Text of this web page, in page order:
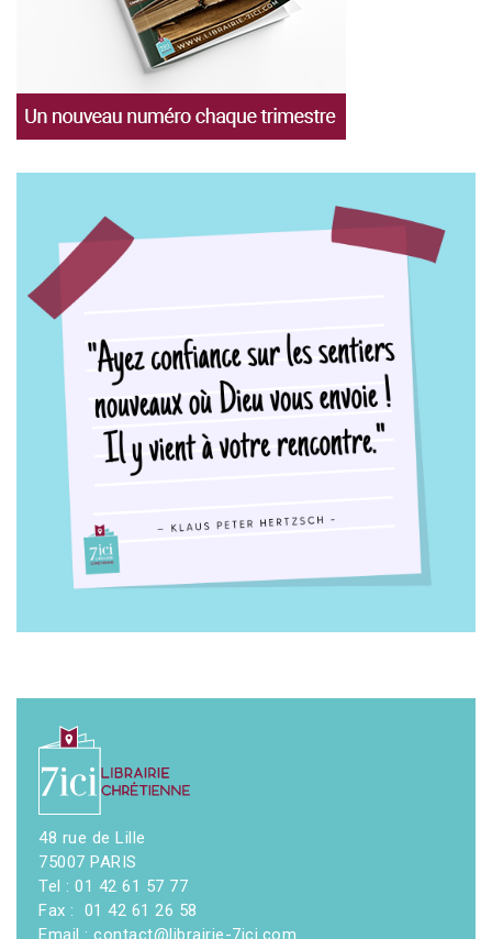
48 rue de Lille
75007 PARIS
Tel : 01 42 61 57 77
Fax : 01 42 61 26 58
Email : contact@librairie-7ici.com